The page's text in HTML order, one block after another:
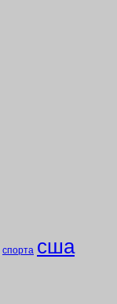
спорта сша